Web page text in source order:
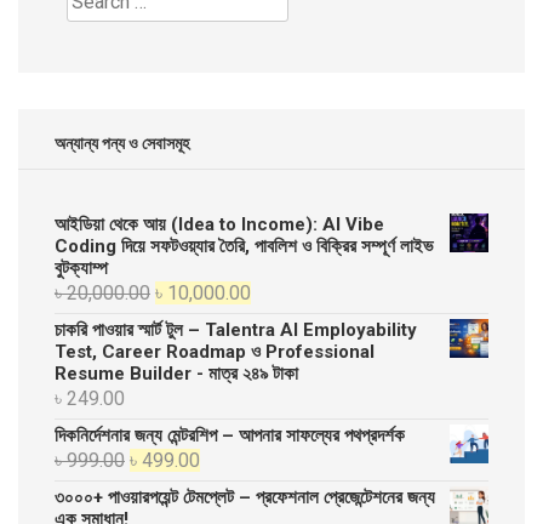
for:
অন্যান্য পন্য ও সেবাসমূহ
আইডিয়া থেকে আয় (Idea to Income): AI Vibe
Coding দিয়ে সফটওয়্যার তৈরি, পাবলিশ ও বিক্রির সম্পূর্ণ লাইভ
বুটক্যাম্প
৳20,000.00 Original
price
was:
৳ 20,000.00.
৳ 10,000.00
price
is:
৳ 10,000.00.
চাকরি পাওয়ার স্মার্ট টুল – Talentra AI Employability
Test, Career Roadmap ও Professional
Resume Builder - মাত্র ২৪৯ টাকা
৳ 249.00
দিকনির্দেশনার জন্য মেন্টরশিপ – আপনার সাফল্যের পথপ্রদর্শক
৳999.00 Original
price
৳ 499.00
price
৩০০০+ পাওয়ারপয়েন্ট টেমপ্লেট – প্রফেশনাল প্রেজেন্টেশনের জন্য
এক সমাধান!